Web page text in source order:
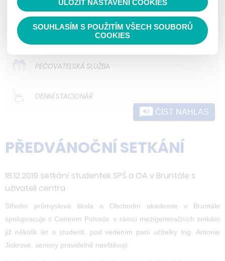
ODLEHČOVACÍ SLUŽBY
DOMOVY PRO OSOBY SE ZDRAVOTNÍM
PEČOVATELSKÁ SLUŽBA
DENNÍ STACIONÁŘ
ČÍST NAHLAS
PŘEDVÁNOČNÍ SETKÁNÍ
18.12.2019 setkání studentek SPŠ a OA v Bruntále s
uživateli centra
Střední průmyslová škola a Obchodní akademie v Bruntále
spolupracuje s Centrem Pohoda v rámci mezigeneračních setkání
již několik let a studenti, pod vedením paní učitelky Ing. Antonie
Jiskrové, seniory pravidelně navštěvují.
ULOŽIT NASTAVENÍ COOKIES
SOUHLASÍM S POUŽITÍM VŠECH SOUBORŮ
COOKIES